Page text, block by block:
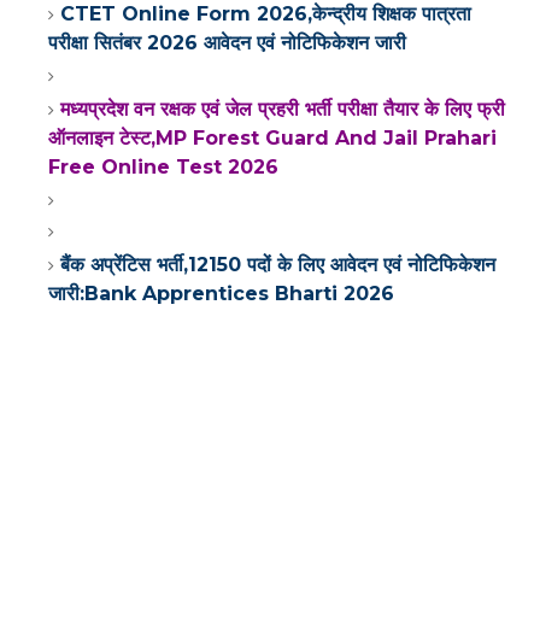
CTET Online Form 2026,केन्द्रीय शिक्षक पात्रता
परीक्षा सितंबर 2026 आवेदन एवं नोटिफिकेशन जारी
मध्यप्रदेश वन रक्षक एवं जेल प्रहरी भर्ती परीक्षा तैयार के लिए फ्री
ऑनलाइन टेस्ट,MP Forest Guard And Jail Prahari
Free Online Test 2026
बैंक अप्रेंटिस भर्ती,12150 पदों के लिए आवेदन एवं नोटिफिकेशन
जारी:Bank Apprentices Bharti 2026